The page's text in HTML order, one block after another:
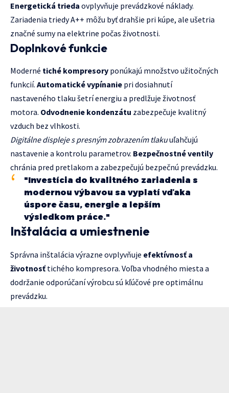
Energetická trieda ovplyvňuje prevádzkové náklady.
Zariadenia triedy A++ môžu byť drahšie pri kúpe, ale ušetria
značné sumy na elektrine počas životnosti.
Doplnkové funkcie
Moderné tiché kompresory ponúkajú množstvo užitočných
funkcií. Automatické vypínanie pri dosiahnutí
nastaveného tlaku šetrí energiu a predlžuje životnosť
motora. Odvodnenie kondenzátu zabezpečuje kvalitný
vzduch bez vlhkosti.
Digitálne displeje s presným zobrazením tlakuuľahčujú
nastavenie a kontrolu parametrov. Bezpečnostné ventily
chránia pred pretlakom a zabezpečujú bezpečnú prevádzku.
"Investícia do kvalitného zariadenia s
modernou výbavou sa vyplatí vďaka
úspore času, energie a lepším
výsledkom práce."
Inštalácia a umiestnenie
Správna inštalácia výrazne ovplyvňuje efektívnosť a
životnosť tichého kompresora. Voľba vhodného miesta a
dodržanie odporúčaní výrobcu sú kľúčové pre optimálnu
prevádzku.